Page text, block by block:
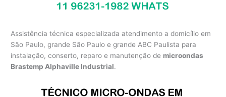
Assistência técnica especializada atendimento a domicílio em
São Paulo, grande São Paulo e grande ABC Paulista para
instalação, conserto, reparo e manutenção de microondas
Brastemp Alphaville Industrial.